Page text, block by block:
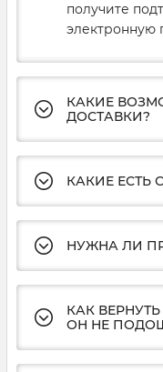
получите
электронную
КАКИЕ
ДОСТАВКИ?
КАКИЕ ЕСТЬ
НУЖНА ЛИ
КАК
ОН НЕ